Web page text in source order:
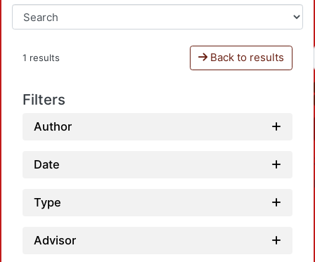
1 results Back to results
Filters
Author
Date
Type
Advisor